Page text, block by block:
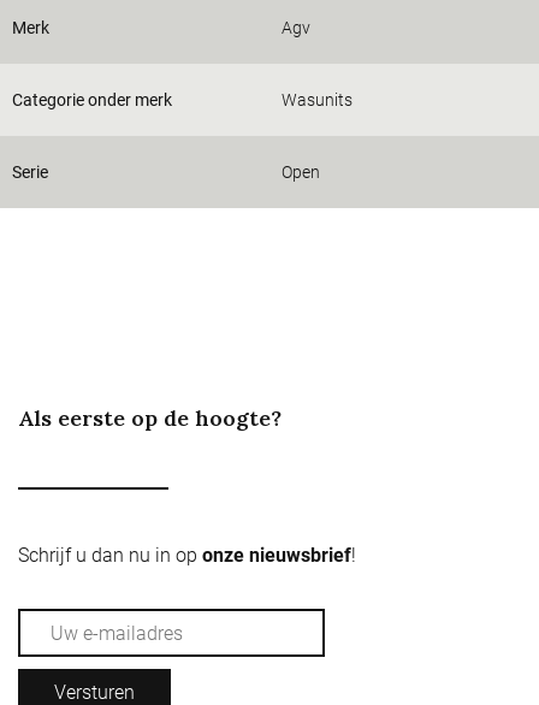
Merk Agv
Categorie onder merk Wasunits
Serie Open
Als eerste op de hoogte?
Schrijf u dan nu in op onze nieuwsbrief!
Versturen